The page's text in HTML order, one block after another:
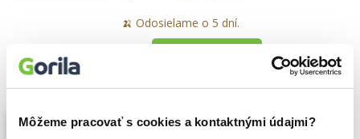
Môžeme pracovať s cookies a kontaktnými údajmi?
🍌 Odosielame o 5 dní.
Smrt u archanděla